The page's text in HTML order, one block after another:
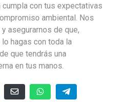
con tus expectativas
ambiental. Nos
asegurarnos de que,
hagas con toda la
que tendrás una
en tus manos.